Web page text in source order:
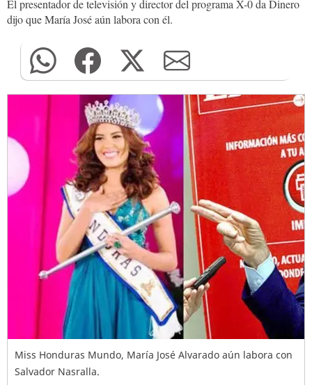
El presentador de televisión y director del programa X-0 da Dinero
dijo que María José aún labora con él.
Miss Honduras Mundo, María José Alvarado aún labora con
Salvador Nasralla.